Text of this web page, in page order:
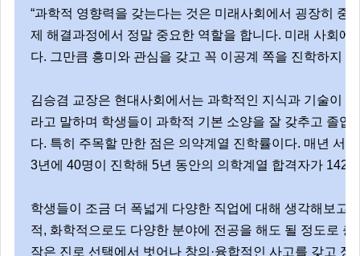
“과학적 영향력을 갖는다는 것은 미래사회에서 굉장히
제 해결과정에서 정말 중요한 역할을 합니다. 미래 사회
다. 그만큼 흥미와 관심을 갖고 꼭 이공계 쪽을 진학하지
김승겸 교장은 현대사회에서는 과학적인 지식과 기술이
라고 말하며 학생들이 과학적 기본 소양을 잘 갖추고 졸
다. 특히 주목할 만한 점은 의약계열 진학률이다. 매년 서
3년에 40명이 진학해 5년 동안의 의학계열 합격자가 142
학생들이 조금 더 폭넓게 다양한 직업에 대해 생각해보고
적, 화학적으로도 다양한 분야에 전공을 해도 될 정도로
작은 진로 선택에서 벗어나 창의·융합적인 사고를 갖고